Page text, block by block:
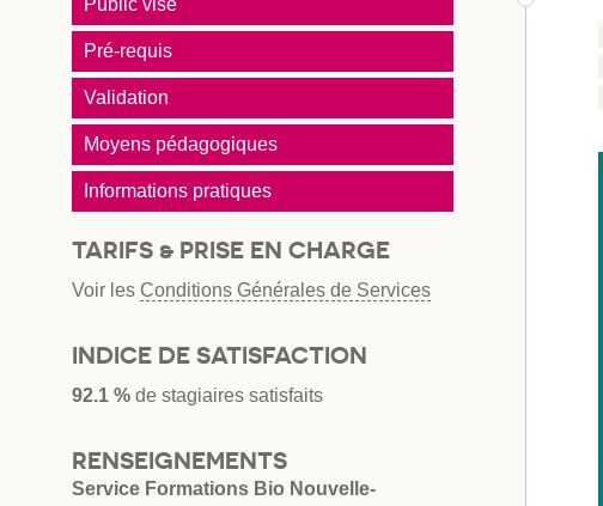
Public visé
Pré-requis
Validation
Moyens pédagogiques
Informations pratiques
TARIFS & PRISE EN CHARGE
Voir les Conditions Générales de Services
INDICE DE SATISFACTION
92.1 % de stagiaires satisfaits
RENSEIGNEMENTS
Service Formations Bio Nouvelle-